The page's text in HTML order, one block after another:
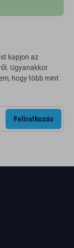
kapjon az
Ugyanakkor
hogy több mint
Feliratkozás